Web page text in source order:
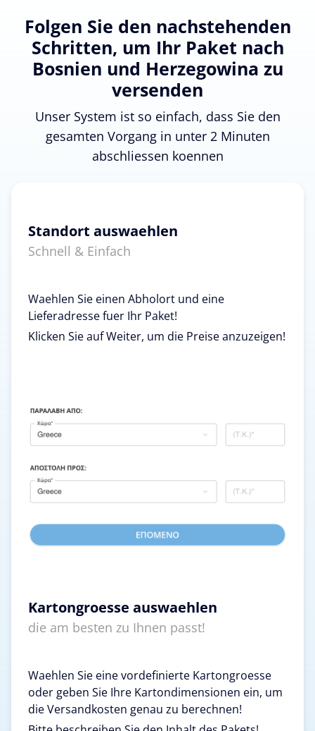
Folgen Sie den nachstehenden
Schritten, um Ihr Paket nach
Bosnien und Herzegowina zu
versenden
Unser System ist so einfach, dass Sie den
gesamten Vorgang in unter 2 Minuten
abschliessen koennen
Standort auswaehlen
Schnell & Einfach
Waehlen Sie einen Abholort und eine
Lieferadresse fuer Ihr Paket!
Klicken Sie auf Weiter, um die Preise anzuzeigen!
Kartongroesse auswaehlen
die am besten zu Ihnen passt!
Waehlen Sie eine vordefinierte Kartongroesse
oder geben Sie Ihre Kartondimensionen ein, um
die Versandkosten genau zu berechnen!